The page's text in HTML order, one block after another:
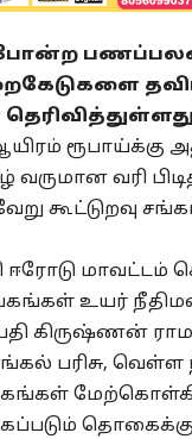
போன்ற
வருமான வரி
கூட்டுறவு
மாவட்டம்
உயர்
கிருஷ்ணன்
பரிசு,
தொகைக்கு